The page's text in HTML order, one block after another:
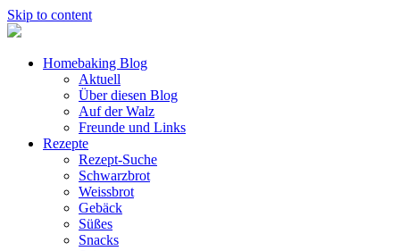
Skip to content
Homebaking Blog
Aktuell
Über diesen Blog
Auf der Walz
Freunde und Links
Rezepte
Rezept-Suche
Schwarzbrot
Weissbrot
Gebäck
Süßes
Snacks